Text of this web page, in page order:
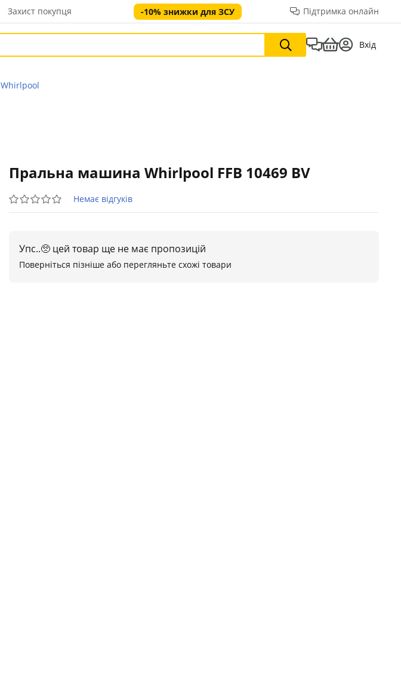
Захист покупця -10% знижки для ЗСУ Підтримка онлайн
Вхід
Whirlpool
Пральна машина Whirlpool FFB 10469 BV
Немає відгуків
Упс..🥺 цей товар ще не має пропозицій
Поверніться пізніше або перегляньте схожі товари